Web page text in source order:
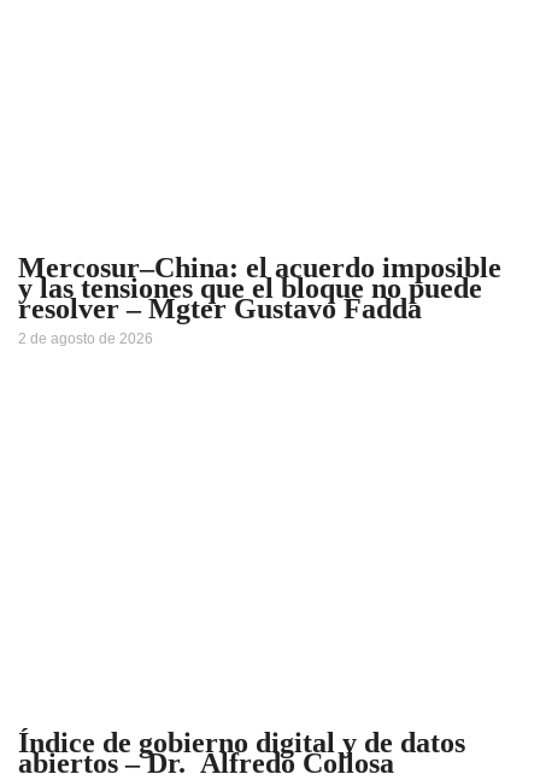
Mercosur–China: el acuerdo imposible
y las tensiones que el bloque no puede
resolver – Mgter Gustavo Fadda
2 de agosto de 2026
Índice de gobierno digital y de datos
abiertos – Dr. Alfredo Collosa